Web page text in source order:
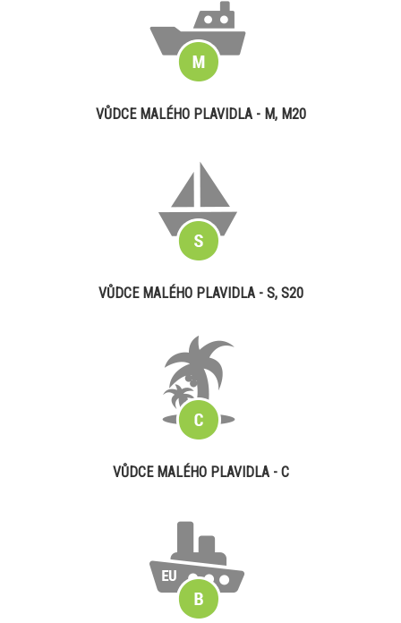
VŮDCE MALÉHO PLAVIDLA - M, M20
VŮDCE MALÉHO PLAVIDLA - S, S20
VŮDCE MALÉHO PLAVIDLA - C